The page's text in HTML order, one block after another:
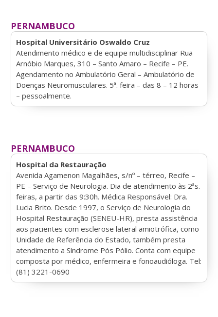
PERNAMBUCO
Hospital Universitário Oswaldo Cruz
Atendimento médico e de equipe multidisciplinar Rua
Arnóbio Marques, 310 – Santo Amaro – Recife – PE.
Agendamento no Ambulatório Geral – Ambulatório de
Doenças Neuromusculares. 5ª. feira – das 8 – 12 horas
– pessoalmente.
PERNAMBUCO
Hospital da Restauração
Avenida Agamenon Magalhães, s/nº – térreo, Recife –
PE – Serviço de Neurologia. Dia de atendimento às 2ªs.
feiras, a partir das 9:30h. Médica Responsável: Dra.
Lucia Brito. Desde 1997, o Serviço de Neurologia do
Hospital Restauração (SENEU-HR), presta assistência
aos pacientes com esclerose lateral amiotrófica, como
Unidade de Referência do Estado, também presta
atendimento a Síndrome Pós Pólio. Conta com equipe
composta por médico, enfermeira e fonoaudióloga. Tel:
(81) 3221-0690